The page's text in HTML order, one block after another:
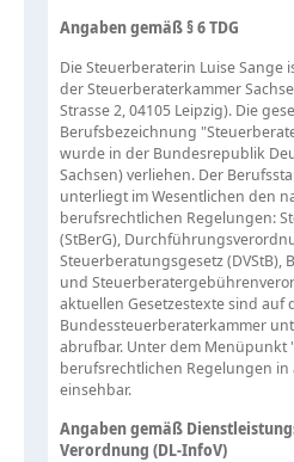
Angaben gemäß § 6 TDG
Die Steuerberaterin Luise Sange
der Steuerberaterkammer
Strasse 2, 04105 Leipzig). Die
Berufsbezeichnung
wurde in der Bundesrepublik
Sachsen) verliehen. Der
unterliegt im Wesentlichen den
berufsrechtlichen Regelungen:
(StBerG),
Steuerberatungsgesetz (DVStB),
und
aktuellen Gesetzestexte sind
Bundessteuerberaterkammer
abrufbar. Unter dem Menüpunkt
berufsrechtlichen Regelungen in
einsehbar.
Angaben gemäß
Verordnung (DL-InfoV)